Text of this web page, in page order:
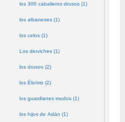
los 300 caballeros drusos (1)
los albaneses (1)
los celos (1)
Los derviches (1)
los drusos (2)
los Éloïms (2)
los guardianes mudos (1)
los hijos de Adán (1)